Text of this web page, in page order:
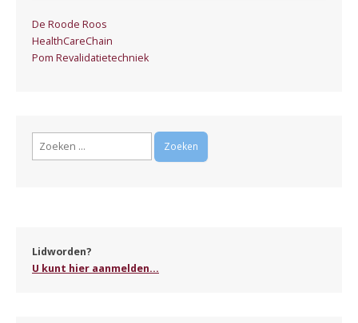
De Roode Roos
HealthCareChain
Pom Revalidatietechniek
Zoeken
Lidworden?
U kunt hier aanmelden...